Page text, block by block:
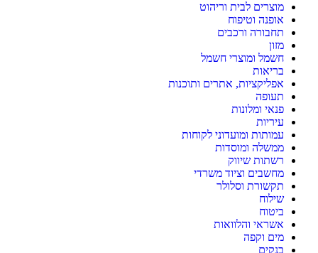
מוצרים לבית וריהוט
אופנה וטיפוח
תחבורה ורכבים
מזון
חשמל ומוצרי חשמל
בריאות
אפליקציות, אתרים ותוכנות
תעופה
פנאי ומלונות
עיריות
עמותות ומועדוני לקוחות
ממשלה ומוסדות
רשתות שיווק
מחשבים וציוד משרדי
תקשורת וסלולר
שילוח
ביטוח
אשראי והלוואות
מים וקפה
בנקים